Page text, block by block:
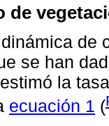
de
de
se han
la
ecuación 1 (